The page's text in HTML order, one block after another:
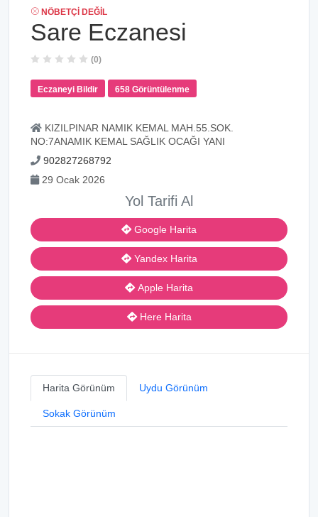
NÖBETÇI DEĞIL
Sare Eczanesi
(0)
Eczaneyi Bildir 658 Görüntülenme
KIZILPINAR NAMIK KEMAL MAH.55.SOK.
NO:7ANAMIK KEMAL SAĞLIK OCAĞI YANI
902827268792
29 Ocak 2026
Yol Tarifi Al
Google Harita
Yandex Harita
Apple Harita
Here Harita
Harita Görünüm Uydu Görünüm
Sokak Görünüm